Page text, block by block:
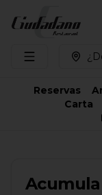
Reservas
Carta
Acumula